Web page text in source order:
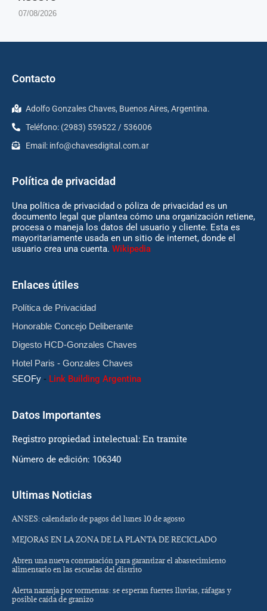
07/08/2026
Contacto
Adolfo Gonzales Chaves, Buenos Aires, Argentina.
Teléfono: (2983) 559522 / 536006
Email: info@chavesdigital.com.ar
Política de privacidad
Una política de privacidad o póliza de privacidad es un
documento legal que plantea cómo una organización retiene,
procesa o maneja los datos del usuario y cliente. Esta es
mayoritariamente usada en un sitio de internet, donde el
usuario crea una cuenta. Wikipedia
Enlaces útiles
Política de Privacidad
Honorable Concejo Deliberante
Digesto HCD-Gonzales Chaves
Hotel Paris - Gonzales Chaves
SEOFy - Link Building Argentina
Datos Importantes
Registro propiedad intelectual: En tramite
Número de edición: 106340
Ultimas Noticias
ANSES: calendario de pagos del lunes 10 de agosto
MEJORAS EN LA ZONA DE LA PLANTA DE RECICLADO
Abren una nueva contratación para garantizar el abastecimiento
alimentario en las escuelas del distrito
Alerta naranja por tormentas: se esperan fuertes lluvias, ráfagas y
posible caída de granizo